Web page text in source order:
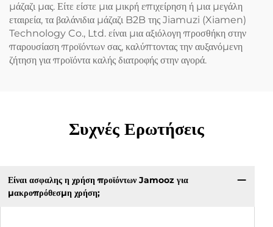
μάζαζι μας. Είτε είστε μια μικρή επιχείρηση ή μια μεγάλη
εταιρεία, τα βαλάνιδια μάζαζι B2B της Jiamuzi (Xiamen)
Technology Co., Ltd. είναι μια αξιόλογη προσθήκη στην
παρουσίαση προϊόντων σας, καλύπτοντας την αυξανόμενη
ζήτηση για προϊόντα καλής διατροφής στην αγορά.
Συχνές Ερωτήσεις
Είναι ασφαλης η χρήση προϊόντων Jamooz για
μακροπρόθεσμη χρήση;